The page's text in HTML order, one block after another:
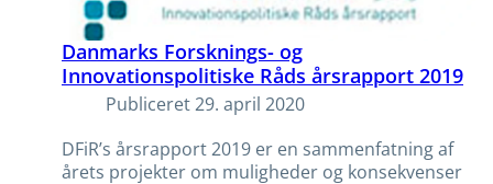
Danmarks Forsknings- og
Innovationspolitiske Råds årsrapport 2019
Publiceret29. april 2020
DFiR’s årsrapport 2019 er en sammenfatning af
årets projekter om muligheder og konsekvenser